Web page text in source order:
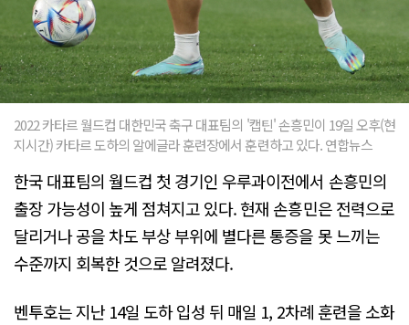
2022 카타르 월드컵 대한민국 축구 대표팀의 '캡틴' 손흥민이 19일 오후(현
지시간) 카타르 도하의 알에글라 훈련장에서 훈련하고 있다. 연합뉴스
한국 대표팀의 월드컵 첫 경기인 우루과이전에서 손흥민의
출장 가능성이 높게 점쳐지고 있다. 현재 손흥민은 전력으로
달리거나 공을 차도 부상 부위에 별다른 통증을 못 느끼는
수준까지 회복한 것으로 알려졌다.
벤투호는 지난 14일 도하 입성 뒤 매일 1, 2차례 훈련을 소화